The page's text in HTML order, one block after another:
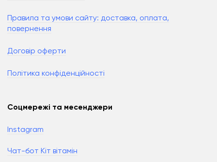
Правила та умови сайту: доставка, оплата,
повернення
Договір оферти
Політика конфіденційності
Соцмережі та месенджери
Instagram
Чат-бот Кіт вітамін